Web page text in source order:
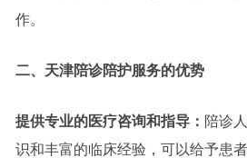
作。
二、天津陪诊陪护服务的优势
提供专业的医疗咨询和指导： 陪诊
识和丰富的临床经验，可以给予患